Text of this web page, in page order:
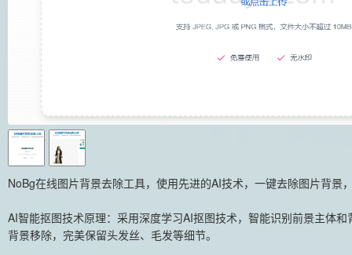
NoBg在线图片背景去除工具，使用先进的AI技术，一键去除图片背景
AI智能抠图技术原理：采用深度学习AI抠图技术，智能识别前景主体
背景移除，完美保留头发丝、毛发等细节。